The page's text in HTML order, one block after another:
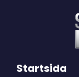
Startsida